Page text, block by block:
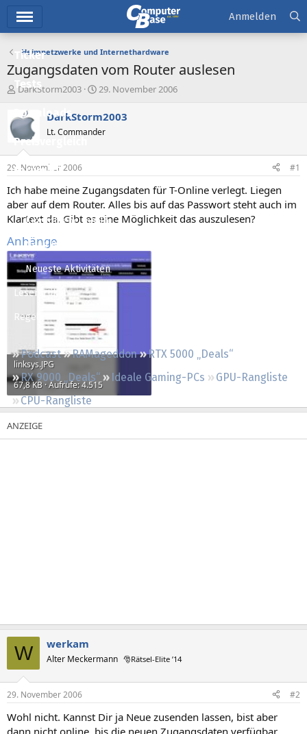
Ticker
Tests
Downloads
Preisvergleich
Forum
Aktuelles
Empfohlene Inhalte
Neue Beiträge
Neueste Aktivitäten
Leserartikel
Regeln
Podcast RAMageddon
RTX 5000 „Deals“
RX 9000 „Deals“
Ideale Gaming-PCs
GPU-Rangliste
CPU-Rangliste
Anmelden
Heimnetzwerke und Internethardware
Zugangsdaten vom Router auslesen
E
t
e
e
r
DarkStorm2003
E
s
e
t
a
m
29. November 2006
DarkStorm2003
Lt. Commander
29. November 2006 #1
Ich habe meine Zugangsdaten für T-Online verlegt. Liegen
aber auf dem Router. Alles bis auf das Passwort steht auch im
Klartext da. Gibt es eine Möglichkeit das auszulesen?
Anhänge
linksys.JPG
67,8 KB · Aufrufe: 4.515
W werkam
Alter Meckermann 🎅Rätsel-Elite ’14
29. November 2006 #2
Wohl nicht. Kannst Dir ja Neue zusenden lassen, bist aber
dann nicht online, bis die neuen Zugangsdaten verfügbar